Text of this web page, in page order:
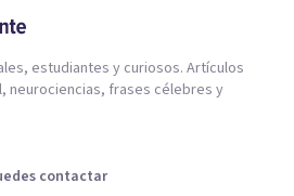
estudiantes y curiosos. Artículos
neurociencias, frases célebres y
contactar